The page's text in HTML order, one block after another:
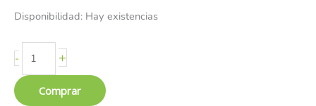
Disponibilidad: Hay existencias
- +
Comprar